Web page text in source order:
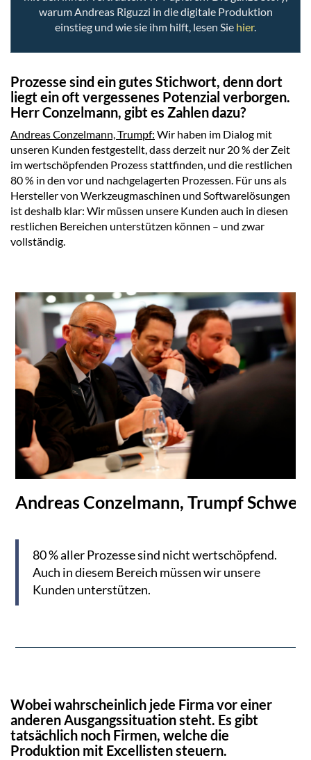
warum Andreas Riguzzi in die digitale Produktion
einstieg und wie sie ihm hilft, lesen Sie hier.
Prozesse sind ein gutes Stichwort, denn dort
liegt ein oft vergessenes Potenzial verborgen.
Herr Conzelmann, gibt es Zahlen dazu?
Andreas Conzelmann, Trumpf: Wir haben im Dialog mit
unseren Kunden festgestellt, dass derzeit nur 20 % der Zeit
im wertschöpfenden Prozess stattfinden, und die restlichen
80 % in den vor und nachgelagerten Prozessen. Für uns als
Hersteller von Werkzeugmaschinen und Softwarelösungen
ist deshalb klar: Wir müssen unsere Kunden auch in diesen
restlichen Bereichen unterstützen können – und zwar
vollständig.
Andreas Conzelmann, Trumpf Schweiz
80 % aller Prozesse sind nicht wertschöpfend.
Auch in diesem Bereich müssen wir unsere
Kunden unterstützen.
Wobei wahrscheinlich jede Firma vor einer
anderen Ausgangssituation steht. Es gibt
tatsächlich noch Firmen, welche die
Produktion mit Excellisten steuern.